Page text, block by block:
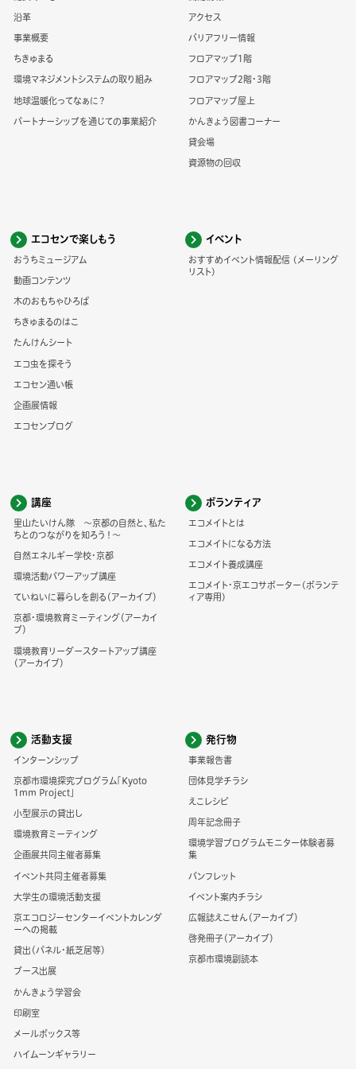
沿革
事業概要
ちきゅまる
環境マネジメントシステムの取り組み
地球温暖化ってなぁに？
パートナーシップを通じての事業紹介
アクセス
バリアフリー情報
フロアマップ1階
フロアマップ2階・3階
フロアマップ屋上
かんきょう図書コーナー
貸会場
資源物の回収
エコセンで楽しもう
おうちミュージアム
動画コンテンツ
木のおもちゃひろば
ちきゅまるのはこ
たんけんシート
エコ虫を探そう
エコセン通い帳
企画展情報
エコセンブログ
イベント
おすすめイベント情報配信 (メーリング
リスト)
講座
里山たいけん隊 ～京都の自然と、私た
ちとのつながりを知ろう！～
自然エネルギー学校・京都
環境活動パワーアップ講座
ていねいに暮らしを創る（アーカイブ）
京都・環境教育ミーティング（アーカイ
ブ）
環境教育リーダースタートアップ講座
（アーカイブ）
ボランティア
エコメイトとは
エコメイトになる方法
エコメイト養成講座
エコメイト・京エコサポーター(ボランテ
ィア専用)
活動支援
インターンシップ
京都市環境探究プログラム「Kyoto
1mm Project」
小型展示の貸出し
環境教育ミーティング
企画展共同主催者募集
イベント共同主催者募集
大学生の環境活動支援
京エコロジーセンターイベントカレンダ
ーへの掲載
貸出（パネル・紙芝居等）
ブース出展
かんきょう学習会
印刷室
メールボックス等
ハイムーンギャラリー
発行物
事業報告書
団体見学チラシ
えこレシピ
周年記念冊子
環境学習プログラムモニター体験者募
集
パンフレット
イベント案内チラシ
広報誌えこせん（アーカイブ）
啓発冊子（アーカイブ）
京都市環境副読本